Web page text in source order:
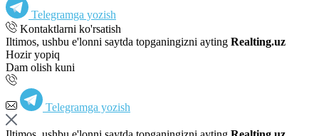
Telegramga yozish
Kontaktlarni ko'rsatish
Iltimos, ushbu e'lonni saytda topganingizni ayting Realting.uz
Hozir yopiq
Dam olish kuni
Telegramga yozish